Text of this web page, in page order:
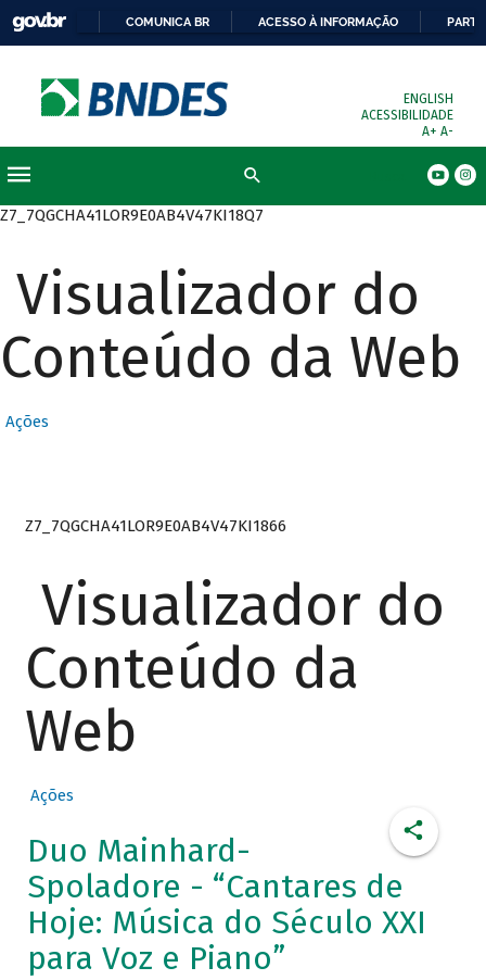
COMUNICA BR ACESSO À INFORMAÇÃO
ENGLISH
ACESSIBILIDADE
A+ A-
Z7_7QGCHA41LOR9E0AB4V47KI18Q7
Visualizador do
Conteúdo da Web
Ações
Z7_7QGCHA41LOR9E0AB4V47KI1866
Visualizador do
Conteúdo da
Web
Ações
Duo Mainhard-
Spoladore - “Cantares de
Hoje: Música do Século XXI
para Voz e Piano”